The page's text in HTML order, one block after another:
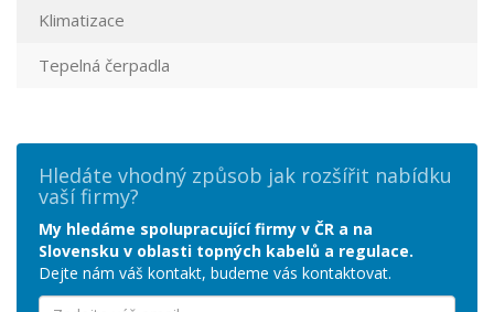
Klimatizace
Tepelná čerpadla
Hledáte vhodný způsob jak rozšířit nabídku
vaší firmy?
My hledáme spolupracující firmy v ČR a na
Slovensku v oblasti topných kabelů a regulace.
Dejte nám váš kontakt, budeme vás kontaktovat.